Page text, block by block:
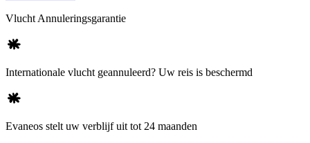
Vlucht Annuleringsgarantie
Internationale vlucht geannuleerd? Uw reis is beschermd
Evaneos stelt uw verblijf uit tot 24 maanden